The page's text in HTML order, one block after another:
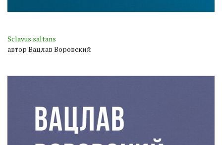
Sclavus saltans
автор Вацлав Воровский